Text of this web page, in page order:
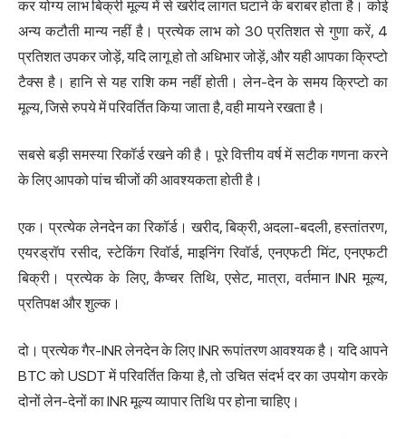
कर योग्य लाभ बिक्री मूल्य में से खरीद लागत घटाने के बराबर होता है। कोई
अन्य कटौती मान्य नहीं है। प्रत्येक लाभ को 30 प्रतिशत से गुणा करें, 4
प्रतिशत उपकर जोड़ें, यदि लागू हो तो अधिभार जोड़ें, और यही आपका क्रिप्टो
टैक्स है। हानि से यह राशि कम नहीं होती। लेन-देन के समय क्रिप्टो का
मूल्य, जिसे रुपये में परिवर्तित किया जाता है, वही मायने रखता है।
सबसे बड़ी समस्या रिकॉर्ड रखने की है। पूरे वित्तीय वर्ष में सटीक गणना करने
के लिए आपको पांच चीजों की आवश्यकता होती है।
एक। प्रत्येक लेनदेन का रिकॉर्ड। खरीद, बिक्री, अदला-बदली, हस्तांतरण,
एयरड्रॉप रसीद, स्टेकिंग रिवॉर्ड, माइनिंग रिवॉर्ड, एनएफटी मिंट, एनएफटी
बिक्री। प्रत्येक के लिए, कैप्चर तिथि, एसेट, मात्रा, वर्तमान INR मूल्य,
प्रतिपक्ष और शुल्क।
दो। प्रत्येक गैर-INR लेनदेन के लिए INR रूपांतरण आवश्यक है। यदि आपने
BTC को USDT में परिवर्तित किया है, तो उचित संदर्भ दर का उपयोग करके
दोनों लेन-देनों का INR मूल्य व्यापार तिथि पर होना चाहिए।